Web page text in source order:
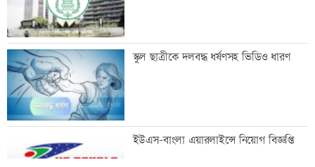
বেসরকারি গবেষণা সংস্থা সিপিডিতে চাকরির
সুযোগ
আলোচনা খুব ভালো হয়েছে, সবই ইতিবাচক:
ভারতের হাইকমিশনার
স্কুল ছাত্রীকে দলবদ্ধ ধর্ষণসহ ভিডিও ধারণ
ইউএস-বাংলা এয়ারলাইন্সে নিয়োগ বিজ্ঞপ্তি